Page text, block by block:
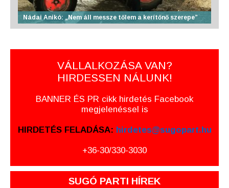
Nádai Anikó: „Nem áll messze tőlem a kerítőnő szerepe”
VÁLLALKOZÁSA VAN?
HIRDESSEN NÁLUNK!
BANNER ÉS PR cikk hirdetés Facebook
megjelenéssel is
HIRDETÉS FELADÁSA: hirdetes@sugopart.hu
+36-30/330-3030
SUGÓ PARTI HÍREK